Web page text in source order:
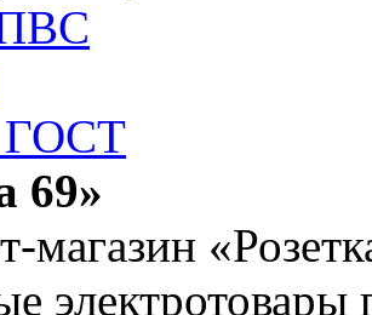
69»
магазин